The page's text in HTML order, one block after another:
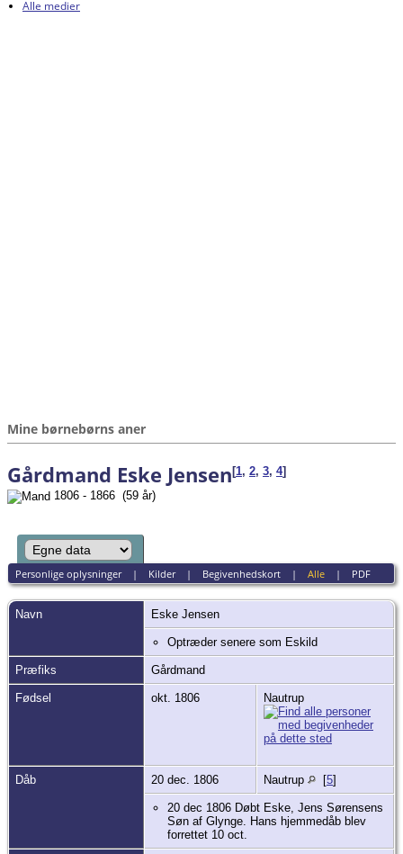
Alle medier
Mine børnebørns aner
Gårdmand Eske Jensen [1, 2, 3, 4]
1806 - 1866 (59 år)
Personlige oplysninger| Kilder| Begivenhedskort| Alle| PDF
Navn Eske Jensen
Optræder senere som Eskild
Præfiks Gårdmand
Fødsel okt. 1806 Nautrup
Dåb 20 dec. 1806 Nautrup [5]
20 dec 1806 Døbt Eske, Jens Sørensens
Søn af Glynge. Hans hjemmedåb blev
forrettet 10 oct.